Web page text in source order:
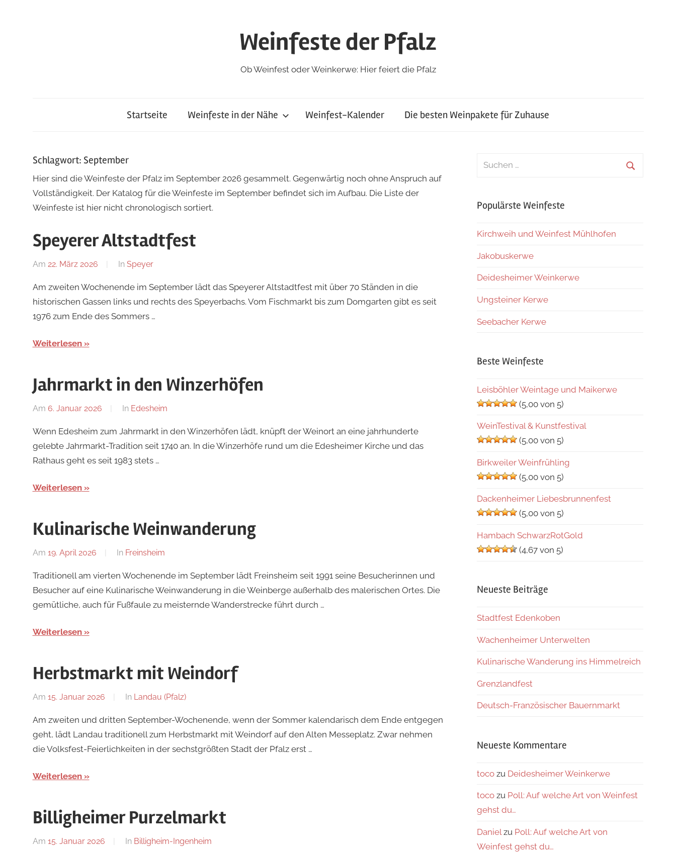
Weinfeste der Pfalz
Ob Weinfest oder Weinkerwe: Hier feiert die Pfalz
Startseite Weinfeste in der Nähe Weinfest-Kalender Die besten Weinpakete für Zuhause
Schlagwort: September
Hier sind die Weinfeste der Pfalz im September 2026 gesammelt. Gegenwärtig noch ohne Anspruch auf
Vollständigkeit. Der Katalog für die Weinfeste im September befindet sich im Aufbau. Die Liste der
Weinfeste ist hier nicht chronologisch sortiert.
Speyerer Altstadtfest
Am 22. März 2026
Von
In Speyer
Am zweiten Wochenende im September lädt das Speyerer Altstadtfest mit über 70 Ständen in die
historischen Gassen links und rechts des Speyerbachs. Vom Fischmarkt bis zum Domgarten gibt es seit
1976 zum Ende des Sommers …
Weiterlesen
Jahrmarkt in den Winzerhöfen
Am 6. Januar 2026
Von
In Edesheim
Wenn Edesheim zum Jahrmarkt in den Winzerhöfen lädt, knüpft der Weinort an eine jahrhunderte
gelebte Jahrmarkt-Tradition seit 1740 an. In die Winzerhöfe rund um die Edesheimer Kirche und das
Rathaus geht es seit 1983 stets …
Weiterlesen
Kulinarische Weinwanderung
Am 19. April 2026
Von
In Freinsheim
Traditionell am vierten Wochenende im September lädt Freinsheim seit 1991 seine Besucherinnen und
Besucher auf eine Kulinarische Weinwanderung in die Weinberge außerhalb des malerischen Ortes. Die
gemütliche, auch für Fußfaule zu meisternde Wanderstrecke führt durch …
Weiterlesen
Herbstmarkt mit Weindorf
Am 15. Januar 2026
Von
In Landau (Pfalz)
Am zweiten und dritten September-Wochenende, wenn der Sommer kalendarisch dem Ende entgegen
geht, lädt Landau traditionell zum Herbstmarkt mit Weindorf auf den Alten Messeplatz. Zwar nehmen
die Volksfest-Feierlichkeiten in der sechstgrößten Stadt der Pfalz erst …
Weiterlesen
Billigheimer Purzelmarkt
Am 15. Januar 2026
Von
In Billigheim-Ingenheim
Suchen
Populärste Weinfeste
Kirchweih und Weinfest Mühlhofen
Jakobuskerwe
Deidesheimer Weinkerwe
Ungsteiner Kerwe
Seebacher Kerwe
Beste Weinfeste
Leisböhler Weintage und Maikerwe
(5,00 von 5)
WeinTestival & Kunstfestival
(5,00 von 5)
Birkweiler Weinfrühling
(5,00 von 5)
Dackenheimer Liebesbrunnenfest
(5,00 von 5)
Hambach SchwarzRotGold
(4,67 von 5)
Neueste Beiträge
Stadtfest Edenkoben
Wachenheimer Unterwelten
Kulinarische Wanderung ins Himmelreich
Grenzlandfest
Deutsch-Französischer Bauernmarkt
Neueste Kommentare
toco zu Deidesheimer Weinkerwe
toco zu Poll: Auf welche Art von Weinfest
gehst du…
Daniel zu Poll: Auf welche Art von
Weinfest gehst du…